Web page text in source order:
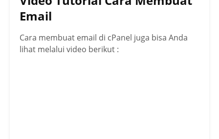
Email
Cara membuat email di cPanel juga bisa Anda
lihat melalui video berikut :